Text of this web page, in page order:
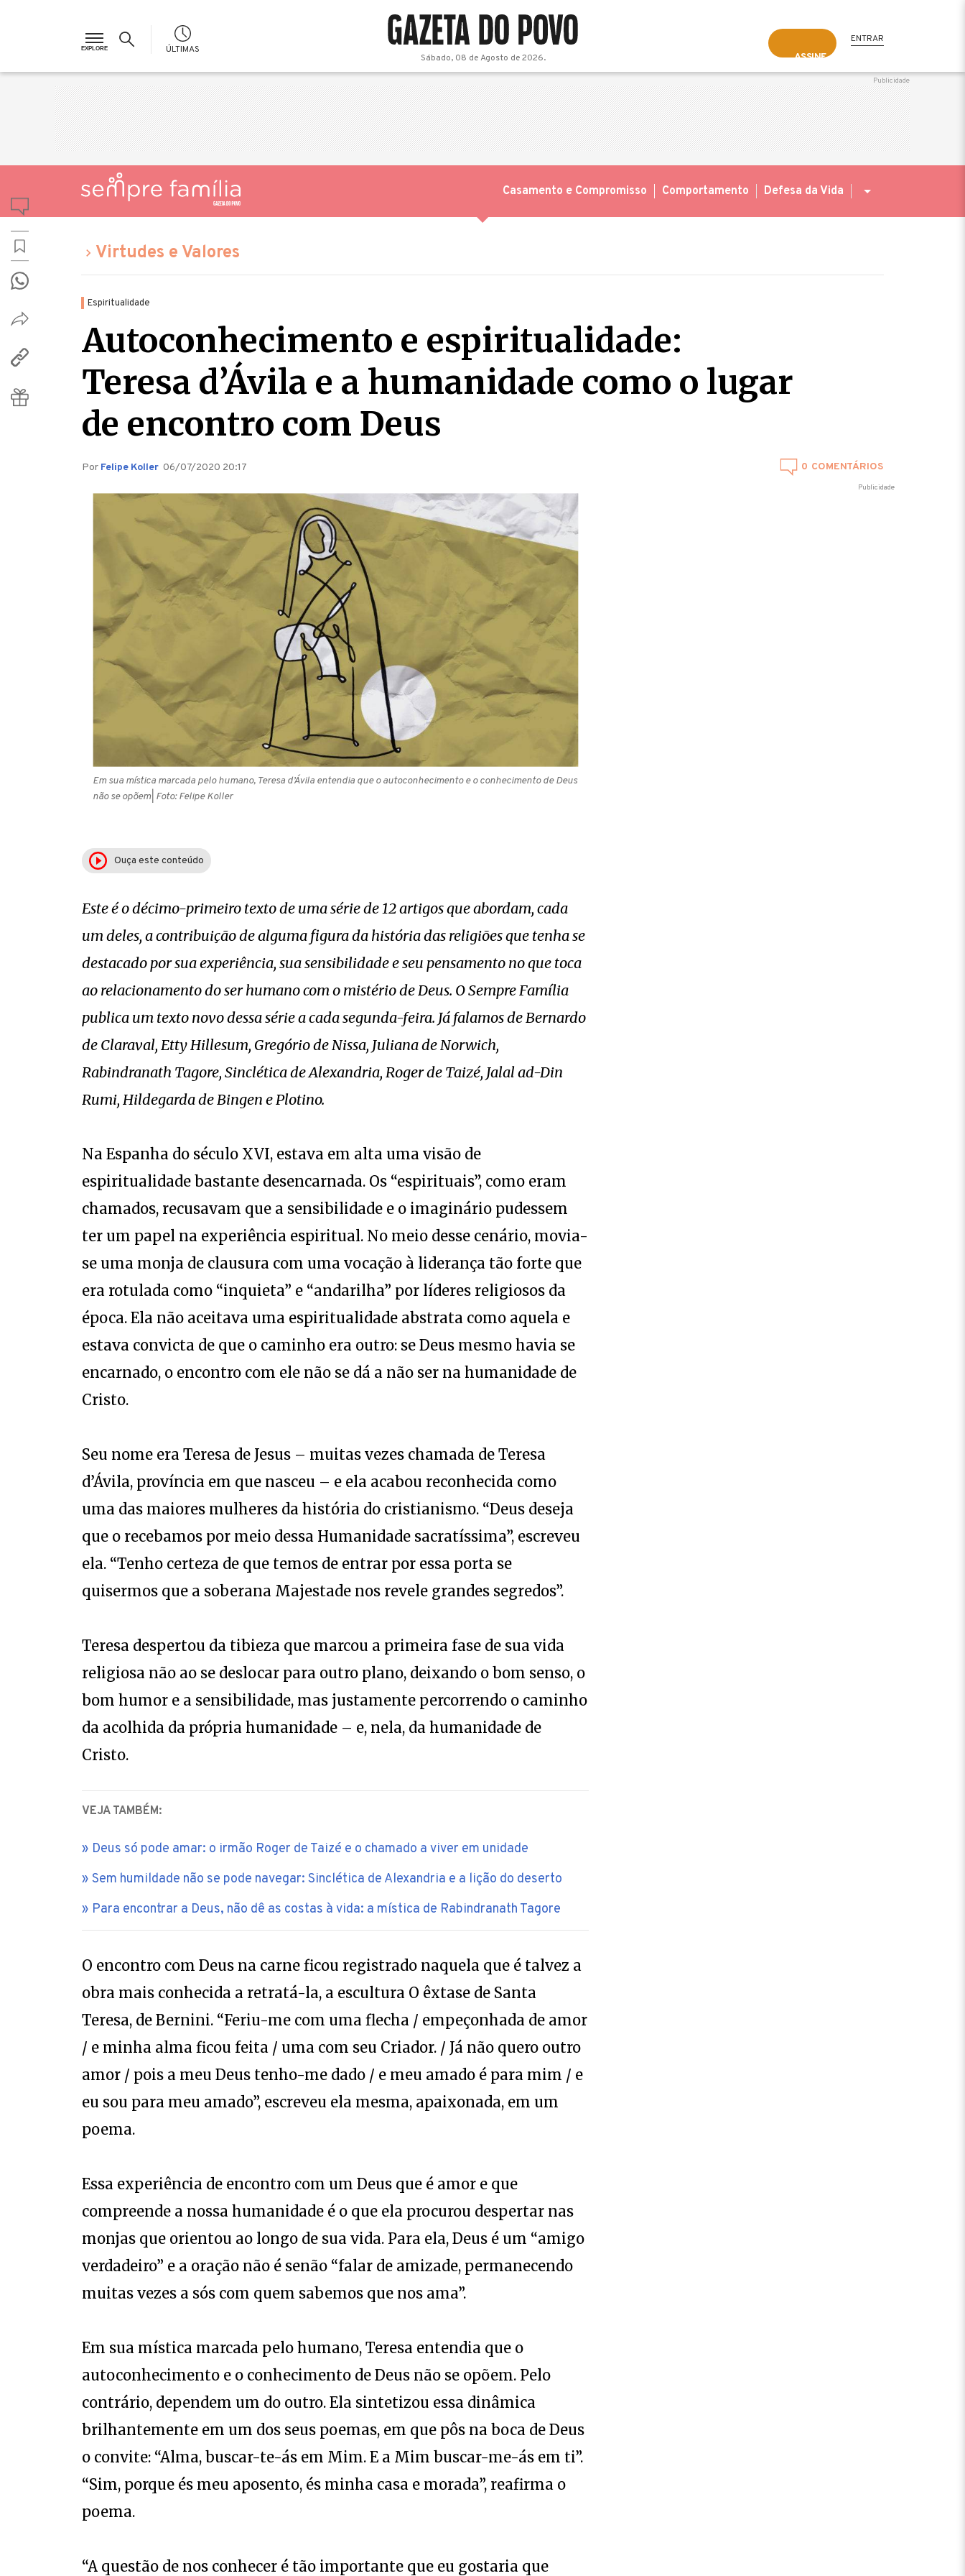
ÚLTIMAS
ASSINE
ENTRAR
Sábado, 08 de Agosto de 2026.
Casamento e Compromisso Comportamento Defesa da Vida
Virtudes e Valores
Espiritualidade
Autoconhecimento e espiritualidade:
Teresa d’Ávila e a humanidade como o lugar
de encontro com Deus
Por Felipe Koller 06/07/2020 20:17 0
Em sua mística marcada pelo humano, Teresa d’Ávila entendia que o autoconhecimento e o conhecimento de Deus
não se opõem| Foto: Felipe Koller
Ouça este conteúdo
Este é o décimo-primeiro texto de uma série de 12 artigos que abordam, cada
um deles, a contribuição de alguma figura da história das religiões que tenha se
destacado por sua experiência, sua sensibilidade e seu pensamento no que toca
ao relacionamento do ser humano com o mistério de Deus. O Sempre Família
publica um texto novo dessa série a cada segunda-feira. Já falamos de Bernardo
de Claraval, Etty Hillesum, Gregório de Nissa, Juliana de Norwich,
Rabindranath Tagore, Sinclética de Alexandria, Roger de Taizé, Jalal ad-Din
Rumi, Hildegarda de Bingen e Plotino.
Na Espanha do século XVI, estava em alta uma visão de
espiritualidade bastante desencarnada. Os “espirituais”, como eram
chamados, recusavam que a sensibilidade e o imaginário pudessem
ter um papel na experiência espiritual. No meio desse cenário, movia-
se uma monja de clausura com uma vocação à liderança tão forte que
era rotulada como “inquieta” e “andarilha” por líderes religiosos da
época. Ela não aceitava uma espiritualidade abstrata como aquela e
estava convicta de que o caminho era outro: se Deus mesmo havia se
encarnado, o encontro com ele não se dá a não ser na humanidade de
Cristo.
Seu nome era Teresa de Jesus – muitas vezes chamada de Teresa
d’Ávila, província em que nasceu – e ela acabou reconhecida como
uma das maiores mulheres da história do cristianismo. “Deus deseja
que o recebamos por meio dessa Humanidade sacratíssima”, escreveu
ela. “Tenho certeza de que temos de entrar por essa porta se
quisermos que a soberana Majestade nos revele grandes segredos”.
Teresa despertou da tibieza que marcou a primeira fase de sua vida
religiosa não ao se deslocar para outro plano, deixando o bom senso, o
bom humor e a sensibilidade, mas justamente percorrendo o caminho
da acolhida da própria humanidade – e, nela, da humanidade de
Cristo.
VEJA TAMBÉM:
Deus só pode amar: o irmão Roger de Taizé e o chamado a viver em unidade
Sem humildade não se pode navegar: Sinclética de Alexandria e a lição do deserto
Para encontrar a Deus, não dê as costas à vida: a mística de Rabindranath Tagore
O encontro com Deus na carne ficou registrado naquela que é talvez a
obra mais conhecida a retratá-la, a escultura O êxtase de Santa
Teresa, de Bernini. “Feriu-me com uma flecha / empeçonhada de amor
/ e minha alma ficou feita / uma com seu Criador. / Já não quero outro
amor / pois a meu Deus tenho-me dado / e meu amado é para mim / e
eu sou para meu amado”, escreveu ela mesma, apaixonada, em um
poema.
Essa experiência de encontro com um Deus que é amor e que
compreende a nossa humanidade é o que ela procurou despertar nas
monjas que orientou ao longo de sua vida. Para ela, Deus é um “amigo
verdadeiro” e a oração não é senão “falar de amizade, permanecendo
muitas vezes a sós com quem sabemos que nos ama”.
Em sua mística marcada pelo humano, Teresa entendia que o
autoconhecimento e o conhecimento de Deus não se opõem. Pelo
contrário, dependem um do outro. Ela sintetizou essa dinâmica
brilhantemente em um dos seus poemas, em que pôs na boca de Deus
o convite: “Alma, buscar-te-ás em Mim. E a Mim buscar-me-ás em ti”.
“Sim, porque és meu aposento, és minha casa e morada”, reafirma o
poema.
“A questão de nos conhecer é tão importante que eu gostaria que